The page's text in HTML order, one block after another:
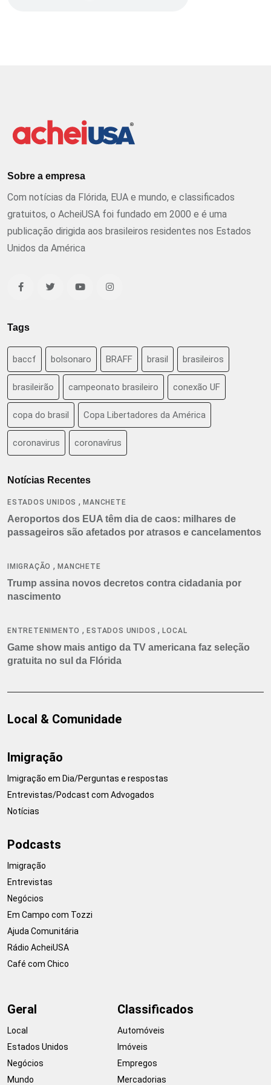
Sobre a empresa
Com notícias da Flórida, EUA e mundo, e classificados
gratuitos, o AcheiUSA foi fundado em 2000 e é uma
publicação dirigida aos brasileiros residentes nos Estados
Unidos da América
Tags
baccf bolsonaro BRAFF brasil brasileiros
brasileirão campeonato brasileiro conexão UF
copa do brasil Copa Libertadores da América
coronavirus coronavírus
Notícias Recentes
ESTADOS UNIDOS ,MANCHETE
Aeroportos dos EUA têm dia de caos: milhares de
passageiros são afetados por atrasos e cancelamentos
IMIGRAÇÃO ,MANCHETE
Trump assina novos decretos contra cidadania por
nascimento
ENTRETENIMENTO ,ESTADOS UNIDOS ,LOCAL
Game show mais antigo da TV americana faz seleção
gratuita no sul da Flórida
Local & Comunidade
Imigração
Imigração em Dia/Perguntas e respostas
Entrevistas/Podcast com Advogados
Notícias
Podcasts
Imigração
Entrevistas
Negócios
Em Campo com Tozzi
Ajuda Comunitária
Rádio AcheiUSA
Café com Chico
Geral
Local
Estados Unidos
Negócios
Mundo
Classificados
Automóveis
Imóveis
Empregos
Mercadorias